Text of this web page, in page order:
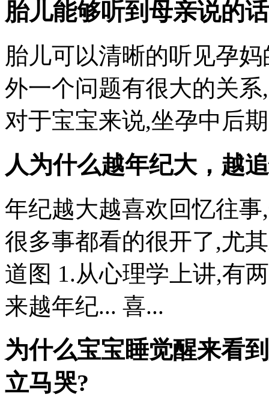
胎儿能够听到母亲说的
胎儿可以清晰的听见孕
外一个问题有很大的关
对于宝宝来说,坐孕中后
人为什么越年纪大，越
年纪越大越喜欢回忆往
很多事都看的很开了,尤
道图 1.从心理学上讲,有
来越年纪... 喜...
为什么宝宝睡觉醒来看
立马哭?